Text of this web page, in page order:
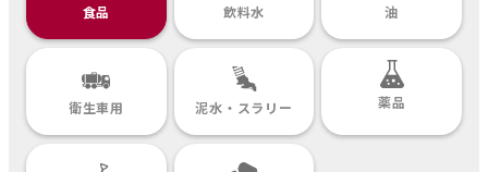
食品 飲料水 油
衛生車用 泥水・スラリー 薬品